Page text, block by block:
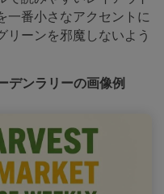
一番小さなアクセントに
リーンを邪魔しないよう
デンラリーの画像例